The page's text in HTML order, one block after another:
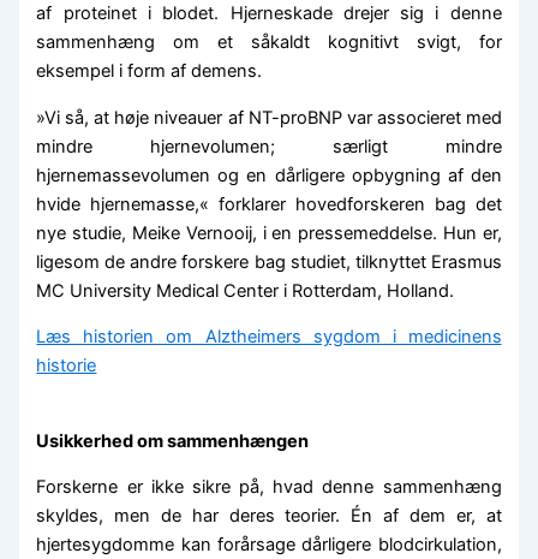
af proteinet i blodet. Hjerneskade drejer sig i denne
sammenhæng om et såkaldt kognitivt svigt, for
eksempel i form af demens.
»Vi så, at høje niveauer af NT-proBNP var associeret med
mindre hjernevolumen; særligt mindre
hjernemassevolumen og en dårligere opbygning af den
hvide hjernemasse,« forklarer hovedforskeren bag det
nye studie, Meike Vernooij, i en pressemeddelse. Hun er,
ligesom de andre forskere bag studiet, tilknyttet Erasmus
MC University Medical Center i Rotterdam, Holland.
Læs historien om Alztheimers sygdom i medicinens
historie
Usikkerhed om sammenhængen
Forskerne er ikke sikre på, hvad denne sammenhæng
skyldes, men de har deres teorier. Én af dem er, at
hjertesygdomme kan forårsage dårligere blodcirkulation,